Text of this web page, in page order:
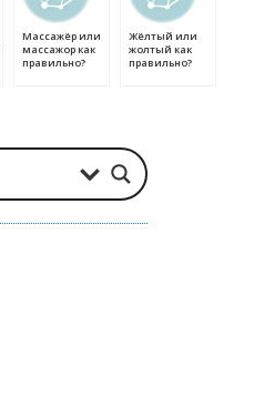
Массажёр или
массажор как
правильно?
Жёлтый или
жолтый как
правильно?